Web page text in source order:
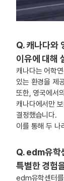
Q. 캐나다와
이유에 대해
캐나다는 어학
있는 환경을 제
또한, 영국에서
캐나다에서만
결정했습니다.
이를 통해 두 나
Q. edm유학
특별한 경험
edm유학센터